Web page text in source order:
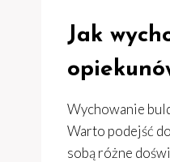
Jak
Wychowanie
Warto podejść
sobą różne